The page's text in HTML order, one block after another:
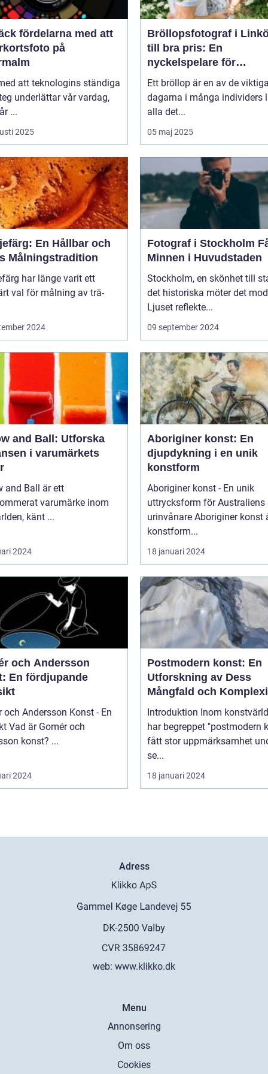
fördelarna med att
på
att teknologins ständiga
underlättar vår vardag,
...
2025
Bröllopsfotograf i
till bra pris: En
nyckelspelare för
oförglömliga minnen
Ett bröllop är en av de
dagarna i många individers
alla det...
05 maj 2025
En Hållbar och
Målningstradition
har länge varit ett
val för målning av trä-
2024
Fotograf i Stockholm Fånga
Minnen i Huvudstaden
Stockholm, en skönhet till
det historiska möter det
Ljuset reflekte...
09 september 2024
and Ball: Utforska
i varumärkets
and Ball är ett
varumärke inom
känt ...
2024
Aboriginer konst: En
djupdykning i en unik
konstform
Aboriginer konst - En unik
uttrycksform för Australiens
urinvånare Aboriginer konst är en
konstform...
18 januari 2024
och Andersson
En fördjupande
och Andersson Konst - En
och
Andersson konst? ...
2024
Postmodern konst: En
Utforskning av Dess
Mångfald och
Introduktion Inom konstvärlden
har begreppet "postmodern
fått stor uppmärksamhet
se...
18 januari 2024
Adress
web: www.klikko.dk
Menu
Annonsering
Om oss
Cookies